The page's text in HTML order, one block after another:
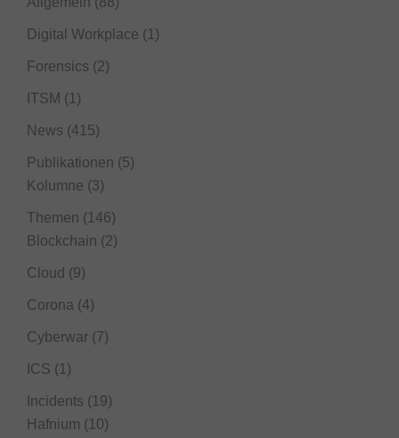
Digital Workplace (1)
Forensics (2)
ITSM (1)
News (415)
Publikationen (5)
Kolumne (3)
Themen (146)
Blockchain (2)
Cloud (9)
Corona (4)
Cyberwar (7)
ICS (1)
Incidents (19)
Hafnium (10)